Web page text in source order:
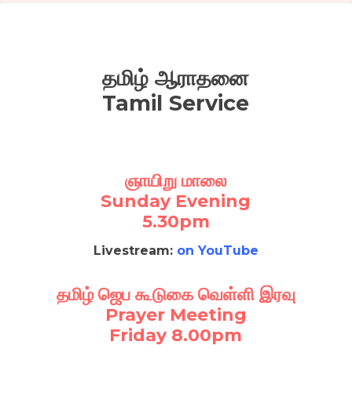
தமிழ் ஆராதனை
Tamil Service
ஞாயிறு மாலை
Sunday Evening
5.30pm
Livestream: on YouTube
தமிழ் ஜெப கூடுகை வெள்ளி இரவு
Prayer Meeting
Friday 8.00pm